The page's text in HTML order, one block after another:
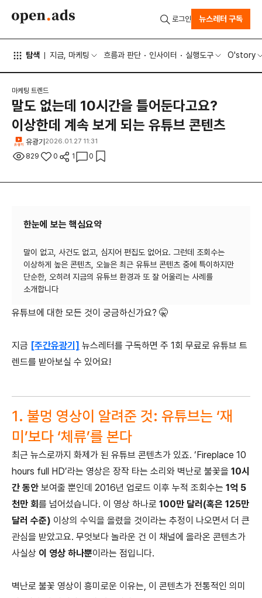
탐색 지금, 마케팅 흐름과 판단 인사이터 실행도구 O'story
로그인 뉴스레터 구독
마케팅 트렌드
말도 없는데 10시간을 틀어둔다고요?
이상한데 계속 보게 되는 유튜브 콘텐츠
유광기 2026.01.27 11:31
829 0 1 0
한눈에 보는 핵심요약
말이 없고, 사건도 없고, 심지어 편집도 없어요. 그런데 조회수는
이상하게 높은 콘텐츠, 오늘은 최근 유튜브 콘텐츠 중에 특이하지만
단순한, 오히려 지금의 유튜브 환경과 또 잘 어울리는 사례를
유튜브에 대한 모든 것이 궁금하신가요? 🤫
지금 [주간유광기] 뉴스레터를 구독하면 주 1회 무료로 유튜브 트
렌드를 받아보실 수 있어요!
1. 불멍 영상이 알려준 것: 유튜브는 ‘재
미’보다 ‘체류’를 본다
최근 뉴스로까지 화제가 된 유튜브 콘텐츠가 있죠. ‘Fireplace 10
hours full HD’라는 영상은 장작 타는 소리와 벽난로 불꽃을 10시
간 동안 보여줄 뿐인데 2016년 업로드 이후 누적 조회수는 1억 5
천만 회 를 넘어섰습니다. 이 영상 하나로 100만 달러(혹은 125만
달러 수준) 이상의 수익을 올렸을 것이라는 추정이 나오면서 더 큰
관심을 받았고요. 무엇보다 놀라운 건 이 채널에 올라온 콘텐츠가
사실상 이 영상 하나뿐이라는 점입니다.
벽난로 불꽃 영상이 흥미로운 이유는, 이 콘텐츠가 전통적인 의미